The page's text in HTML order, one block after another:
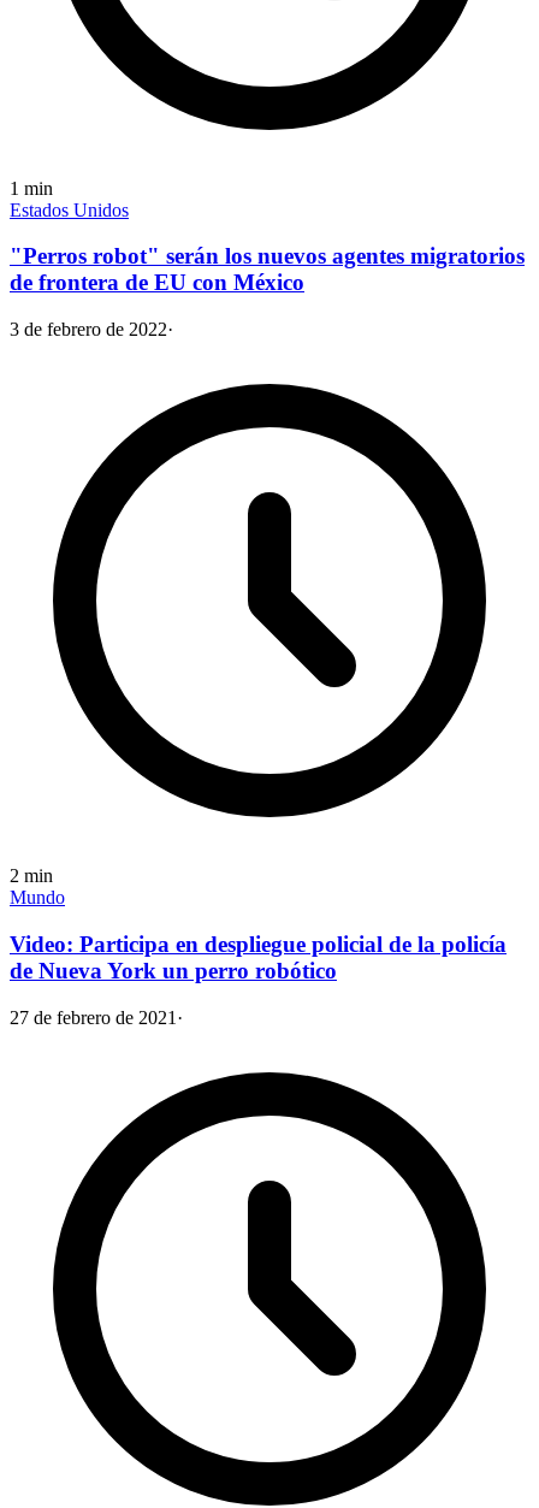
1 min
Estados Unidos
"Perros robot" serán los nuevos agentes migratorios
de frontera de EU con México
3 de febrero de 2022·
2 min
Mundo
Video: Participa en despliegue policial de la policía
de Nueva York un perro robótico
27 de febrero de 2021 ·